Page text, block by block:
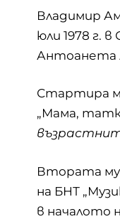
Владимир
юли 1978 г.
Антоанета
Стартира
„Мама,
Втората му
на БНТ
в началото